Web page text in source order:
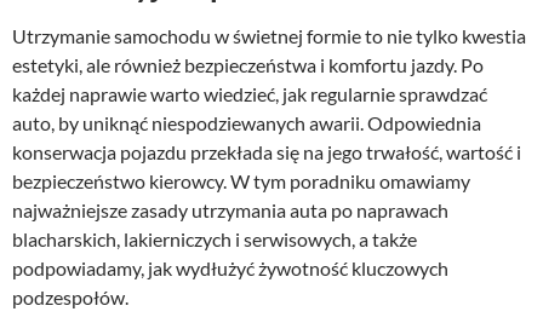
Utrzymanie samochodu w świetnej formie to nie tylko kwestia
estetyki, ale również bezpieczeństwa i komfortu jazdy. Po
każdej naprawie warto wiedzieć, jak regularnie sprawdzać
auto, by uniknąć niespodziewanych awarii. Odpowiednia
konserwacja pojazdu przekłada się na jego trwałość, wartość i
bezpieczeństwo kierowcy. W tym poradniku omawiamy
najważniejsze zasady utrzymania auta po naprawach
blacharskich, lakierniczych i serwisowych, a także
podpowiadamy, jak wydłużyć żywotność kluczowych
podzespołów.